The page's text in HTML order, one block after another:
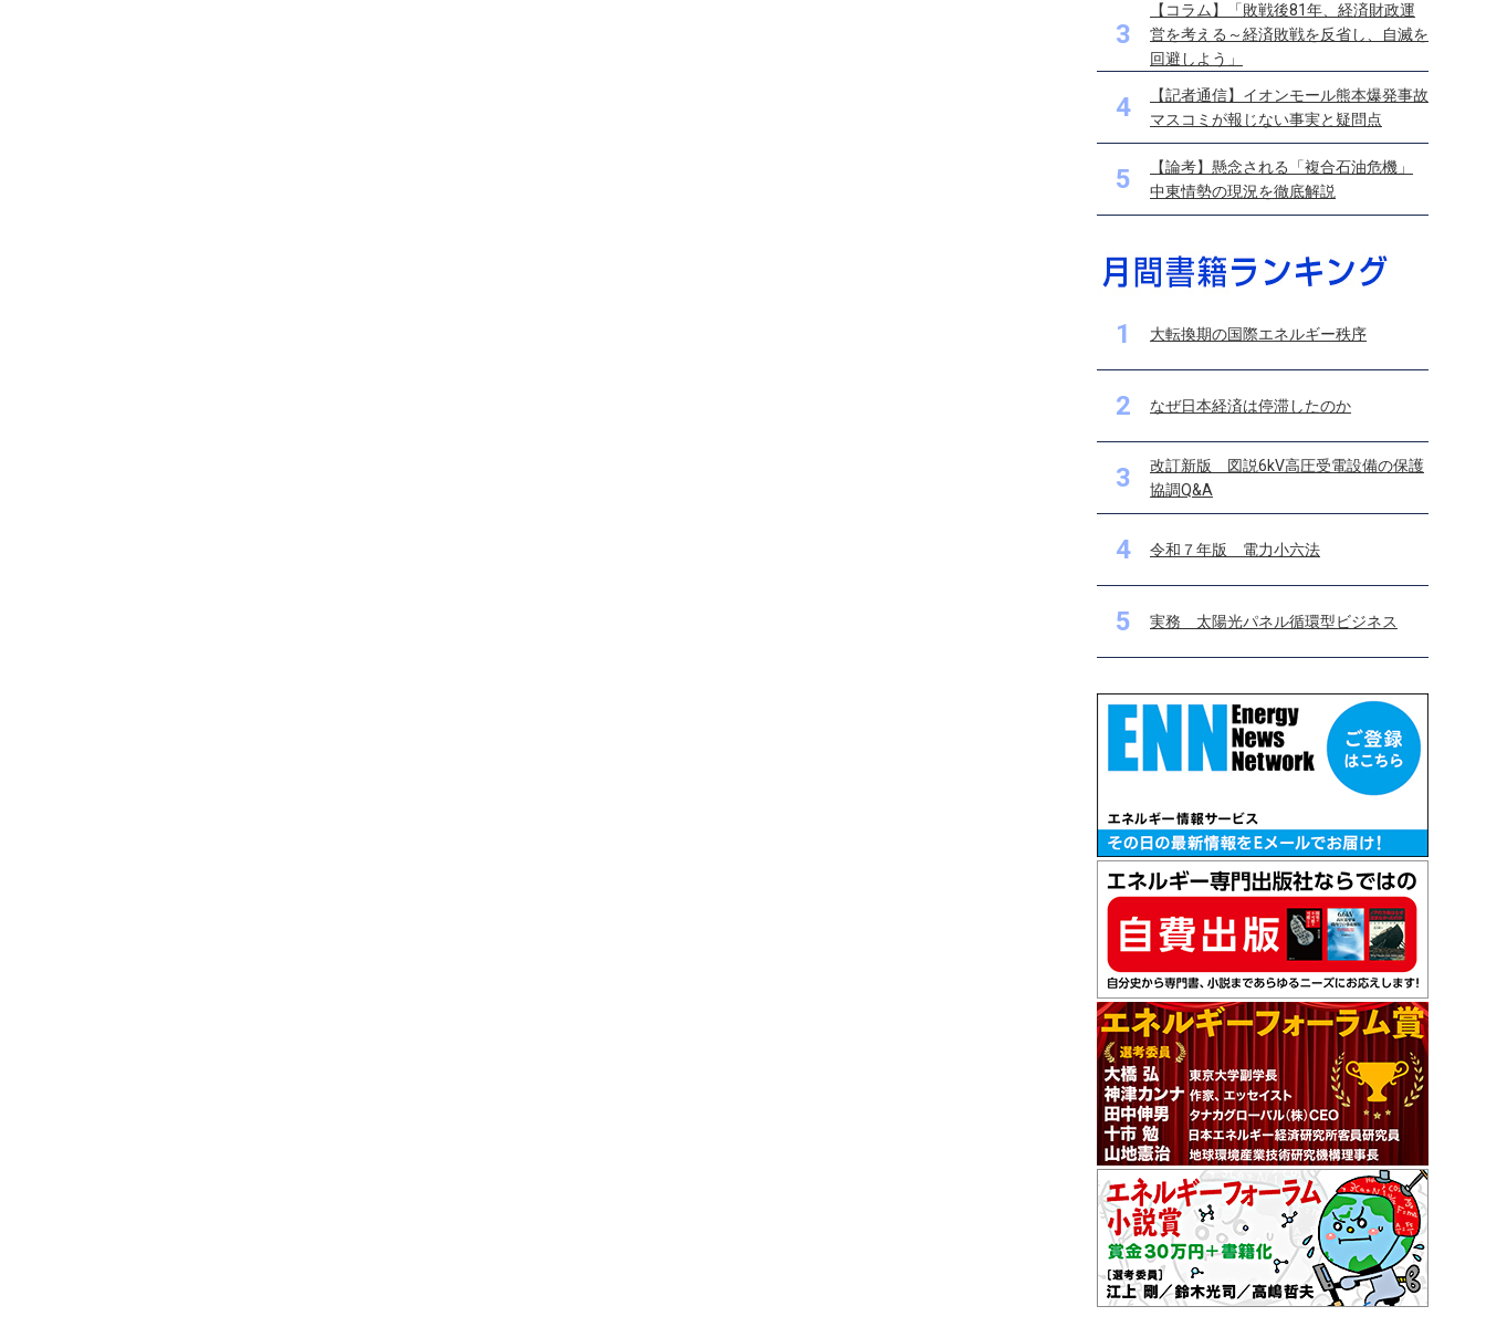
3
【コラム】「敗戦後81年、経済財政運
営を考える～経済敗戦を反省し、自滅を
回避しよう」
4
【記者通信】イオンモール熊本爆発事故
マスコミが報じない事実と疑問点
5
【論考】懸念される「複合石油危機」
中東情勢の現況を徹底解説
1 大転換期の国際エネルギー秩序
2 なぜ日本経済は停滞したのか
3
改訂新版 図説6kV高圧受電設備の保護
協調Q&A
4 令和７年版 電力小六法
5 実務 太陽光パネル循環型ビジネス